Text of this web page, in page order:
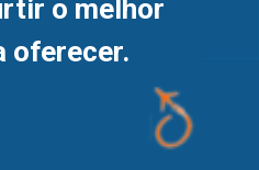
o melhor
oferecer.